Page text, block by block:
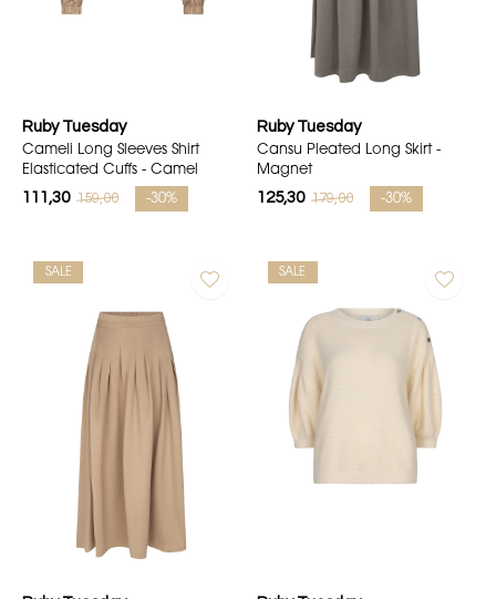
Ruby Tuesday
Cameli Long Sleeves Shirt
Elasticated Cuffs - Camel
111,30 159,00 -30%
Ruby Tuesday
Cansu Pleated Long Skirt -
Magnet
125,30 179,00 -30%
SALE SALE